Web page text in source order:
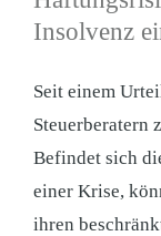
Insolvenz
Seit einem
Steuerberatern
Befindet sich
einer Krise,
ihren